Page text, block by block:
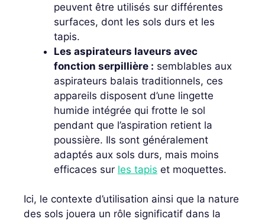
peuvent être utilisés sur différentes
surfaces, dont les sols durs et les
tapis.
Les aspirateurs laveurs avec
fonction serpillière : semblables aux
aspirateurs balais traditionnels, ces
appareils disposent d’une lingette
humide intégrée qui frotte le sol
pendant que l’aspiration retient la
poussière. Ils sont généralement
adaptés aux sols durs, mais moins
efficaces sur les tapis et moquettes.
Ici, le contexte d’utilisation ainsi que la nature
des sols jouera un rôle significatif dans la